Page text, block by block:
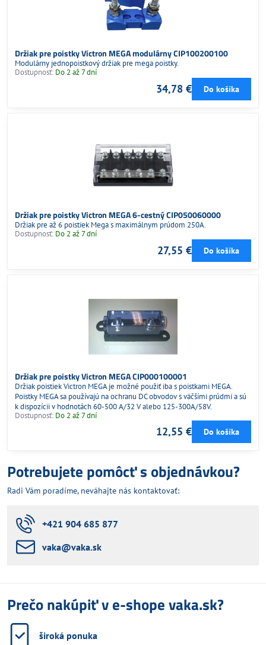
Držiak pre poistky Victron MEGA modulárny CIP100200100
Modulárny jednopoistkový držiak pre mega poistky.
Dostupnosť: Do 2 až 7 dní
34,78 € Do košíka
Držiak pre poistky Victron MEGA 6-cestný CIP050060000
Držiak pre až 6 poistiek Mega s maximálnym prúdom 250A.
Dostupnosť: Do 2 až 7 dní
27,55 € Do košíka
Držiak pre poistky Victron MEGA CIP000100001
Držiak poistiek Victron MEGA je možné použiť iba s poistkami MEGA.
Poistky MEGA sa používajú na ochranu DC obvodov s väčšími prúdmi a sú
k dispozícii v hodnotách 60-500 A/32 V alebo 125-300A/58V.
Dostupnosť: Do 2 až 7 dní
12,55 € Do košíka
Potrebujete pomôcť s objednávkou?
Radi Vám poradíme, neváhajte nás kontaktovať:
+421 904 685 877
vaka​@vaka​.sk
Prečo nakúpiť v e-shope vaka.sk?
široká ponuka